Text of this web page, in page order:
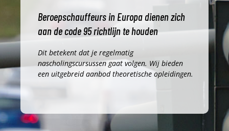
Beroepschauffeurs in Europa dienen zich
aan de code 95 richtlijn te houden
Dit betekent dat je regelmatig
nascholingscursussen gaat volgen. Wij bieden
een uitgebreid aanbod theoretische opleidingen.